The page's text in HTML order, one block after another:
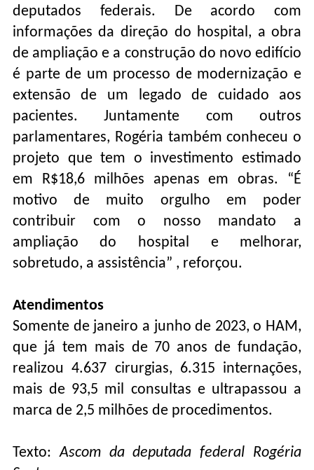
deputados federais. De acordo com
informações da direção do hospital, a obra
de ampliação e a construção do novo edifício
é parte de um processo de modernização e
extensão de um legado de cuidado aos
pacientes. Juntamente com outros
parlamentares, Rogéria também conheceu o
projeto que tem o investimento estimado
em R$18,6 milhões apenas em obras. “É
motivo de muito orgulho em poder
contribuir com o nosso mandato a
ampliação do hospital e melhorar,
sobretudo, a assistência” , reforçou.
Atendimentos
Somente de janeiro a junho de 2023, o HAM,
que já tem mais de 70 anos de fundação,
realizou 4.637 cirurgias, 6.315 internações,
mais de 93,5 mil consultas e ultrapassou a
marca de 2,5 milhões de procedimentos.
Texto:Ascom da deputada federal Rogéria